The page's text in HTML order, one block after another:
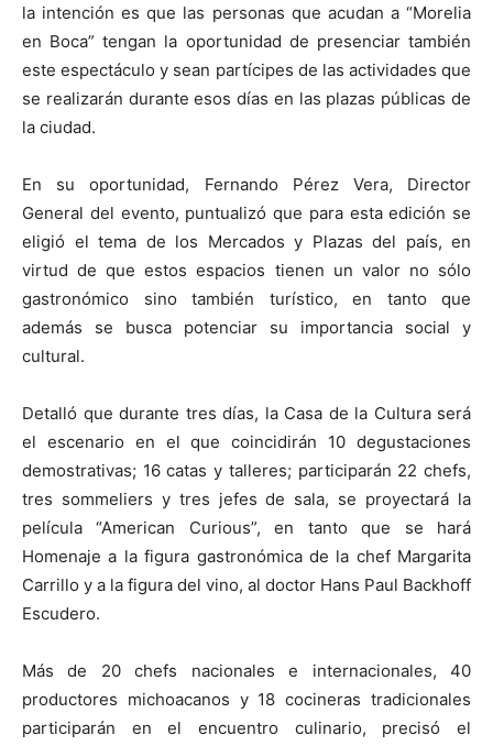
la intención es que las personas que acudan a “Morelia
en Boca” tengan la oportunidad de presenciar también
este espectáculo y sean partícipes de las actividades que
se realizarán durante esos días en las plazas públicas de
la ciudad.
En su oportunidad, Fernando Pérez Vera, Director
General del evento, puntualizó que para esta edición se
eligió el tema de los Mercados y Plazas del país, en
virtud de que estos espacios tienen un valor no sólo
gastronómico sino también turístico, en tanto que
además se busca potenciar su importancia social y
cultural.
Detalló que durante tres días, la Casa de la Cultura será
el escenario en el que coincidirán 10 degustaciones
demostrativas; 16 catas y talleres; participarán 22 chefs,
tres sommeliers y tres jefes de sala, se proyectará la
película “American Curious”, en tanto que se hará
Homenaje a la figura gastronómica de la chef Margarita
Carrillo y a la figura del vino, al doctor Hans Paul Backhoff
Escudero.
Más de 20 chefs nacionales e internacionales, 40
productores michoacanos y 18 cocineras tradicionales
participarán en el encuentro culinario, precisó el